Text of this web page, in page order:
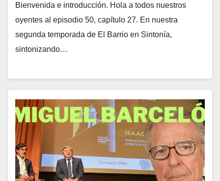
Bienvenida e introducción. Hola a todos nuestros
oyentes al episodio 50, capítulo 27. En nuestra
segunda temporada de El Barrio en Sintonía,
sintonizando…